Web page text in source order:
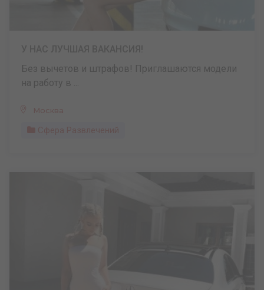
Без вычетов и штрафов! Приглашаются модели
на работу в ...
Москва
Сфера Развлечений